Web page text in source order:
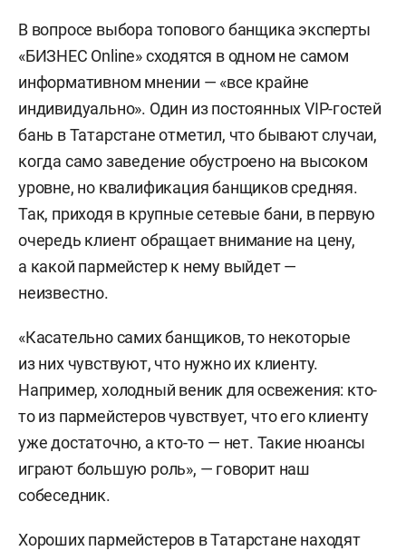
В вопросе выбора топового банщика эксперты
«БИЗНЕС Online» сходятся в одном не самом
информативном мнении — «все крайне
индивидуально». Один из постоянных VIP-гостей
бань в Татарстане отметил, что бывают случаи,
когда само заведение обустроено на высоком
уровне, но квалификация банщиков средняя.
Так, приходя в крупные сетевые бани, в первую
очередь клиент обращает внимание на цену,
а какой пармейстер к нему выйдет —
неизвестно.
«Касательно самих банщиков, то некоторые
из них чувствуют, что нужно их клиенту.
Например, холодный веник для освежения: кто-
то из пармейстеров чувствует, что его клиенту
уже достаточно, а кто-то — нет. Такие нюансы
играют большую роль», — говорит наш
собеседник.
Хороших пармейстеров в Татарстане находят